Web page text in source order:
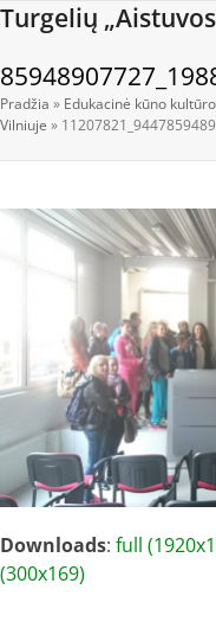
Skip
content
Turgelių
Open
menu
Close
menu
Pradžia » Edukacinė kūno
Vilniuje »
Downloads: full
(300x169)